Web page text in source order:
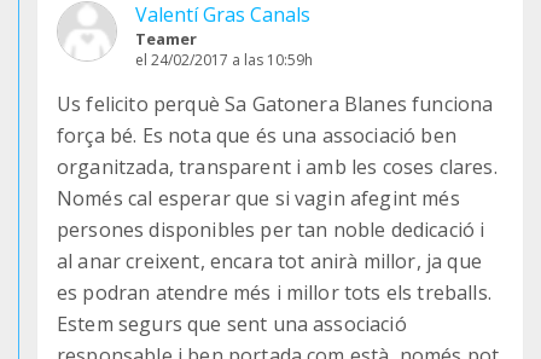
Valentí Gras Canals
Teamer
el 24/02/2017 a las 10:59h
Us felicito perquè Sa Gatonera Blanes funciona
força bé. Es nota que és una associació ben
organitzada, transparent i amb les coses clares.
Només cal esperar que si vagin afegint més
persones disponibles per tan noble dedicació i
al anar creixent, encara tot anirà millor, ja que
es podran atendre més i millor tots els treballs.
Estem segurs que sent una associació